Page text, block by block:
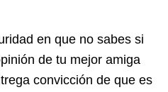
en que no sabes si
de tu mejor amiga
convicción de que es